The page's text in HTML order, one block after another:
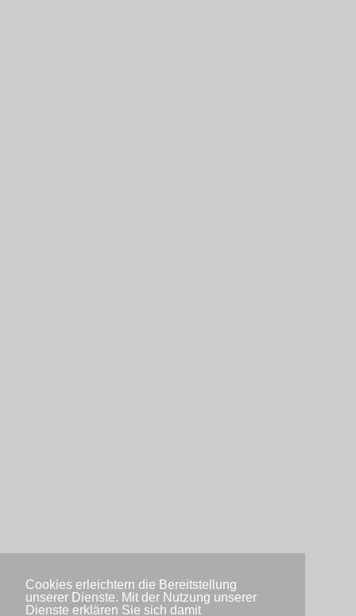
Cookies erleichtern die Bereitstellung
unserer Dienste. Mit der Nutzung unserer
Dienste erklären Sie sich damit